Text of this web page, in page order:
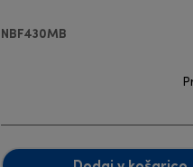
NBF430MB